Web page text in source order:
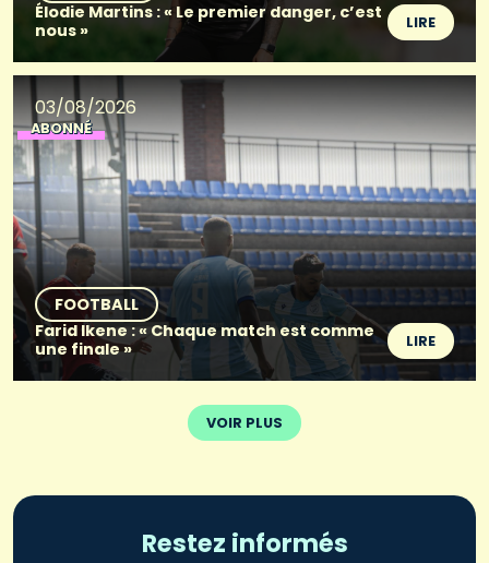
Élodie Martins : « Le premier danger, c’est
nous »
LIRE
03/08/2026
ABONNÉ
FOOTBALL
Farid Ikene : « Chaque match est comme
une finale »
LIRE
VOIR PLUS
Restez informés